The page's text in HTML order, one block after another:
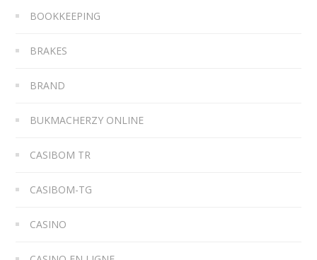
BOOKKEEPING
BRAKES
BRAND
BUKMACHERZY ONLINE
CASIBOM TR
CASIBOM-TG
CASINO